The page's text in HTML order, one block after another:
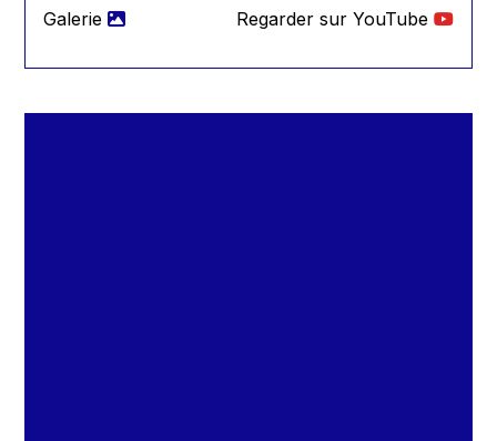
Galerie Regarder sur YouTube